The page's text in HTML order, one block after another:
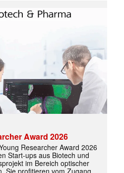
✕
Award 2026
Researcher Award 2026
Start-ups aus Biotech und
im Bereich optischer